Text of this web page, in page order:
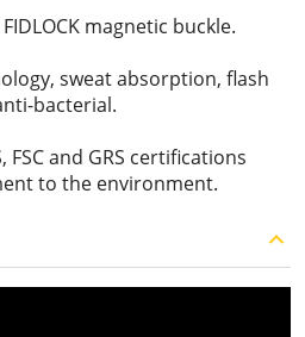
magnetic buckle.
sweat absorption, flash
bacterial.
FSC and GRS certifications
to the environment.